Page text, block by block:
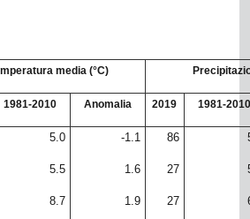
media (°C)
1981-2010 Anomalia 2019 1981-2010
5.0 -1.1 86
5.5 1.6 27
8.7 1.9 27